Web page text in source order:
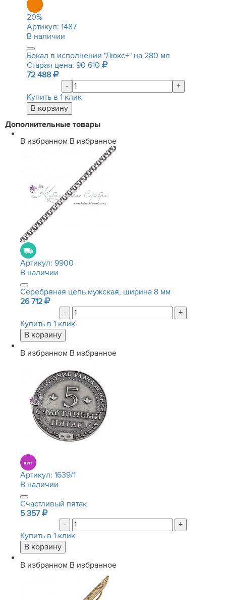
20%
Артикул: 1487
В наличии
Бокал в исполнении "Люкс+" на 280 мл
Старая цена: 90 610
72 488
-
+
Купить в 1 клик
Дополнительные товары
В избранном В избранное
Артикул: 9900
В наличии
Серебряная цепь мужская, ширина 8 мм
26 712
-
+
Купить в 1 клик
В избранном В избранное
Артикул: 1639/1
В наличии
Счастливый пятак
5 357
-
+
Купить в 1 клик
В избранном В избранное